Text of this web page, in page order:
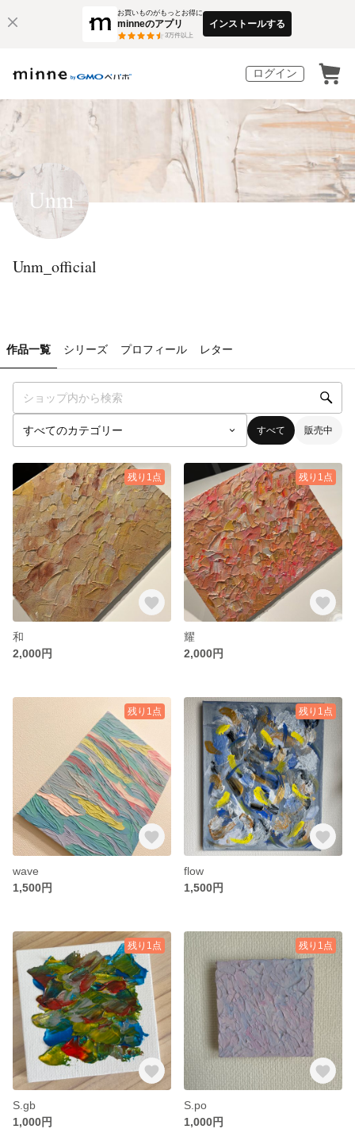
お買いものがもっとお得に
minneのアプリ
3万件以上
インストールする
ログイン
Unm_official
作品一覧 シリーズ プロフィール レター
すべて 販売中
残り1点
和
2,000円
残り1点
耀
2,000円
残り1点
wave
1,500円
残り1点
flow
1,500円
残り1点
S.gb
1,000円
残り1点
S.po
1,000円